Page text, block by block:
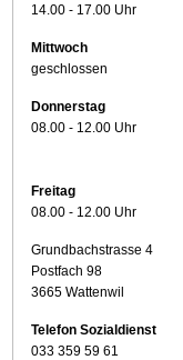
14.00 - 17.00 Uhr
Mittwoch
geschlossen
Donnerstag
08.00 - 12.00 Uhr
Freitag
08.00 - 12.00 Uhr
Grundbachstrasse 4
Postfach 98
3665 Wattenwil
Telefon Sozialdienst
033 359 59 61